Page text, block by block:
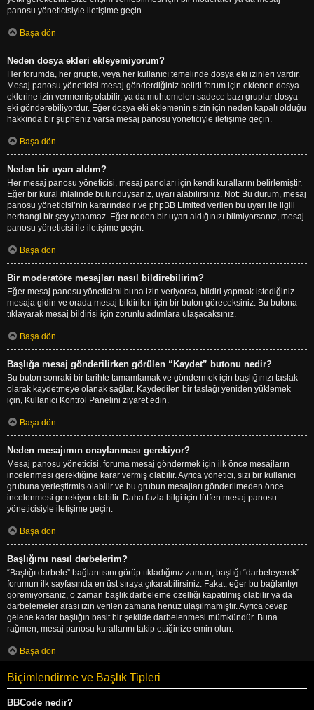
panosu yöneticisiyle iletişime geçin.
Başa dön
Neden dosya ekleri ekleyemiyorum?
Her forumda, her grupta, veya her kullanıcı temelinde dosya eki izinleri vardır.
Mesaj panosu yöneticisi mesaj gönderdiğiniz belirli forum için eklenen dosya
eklerine izin vermemiş olabilir, ya da muhtemelen sadece bazı gruplar dosya
eki gönderebiliyordur. Eğer dosya eki eklemenin sizin için neden kapalı olduğu
hakkında bir şüpheniz varsa mesaj panosu yöneticiyle iletişime geçin.
Başa dön
Neden bir uyarı aldım?
Her mesaj panosu yöneticisi, mesaj panoları için kendi kurallarını belirlemiştir.
Eğer bir kural ihlalinde bulunduysanız, uyarı alabilirsiniz. Not: Bu durum, mesaj
panosu yöneticisi’nin kararındadır ve phpBB Limited verilen bu uyarı ile ilgili
herhangi bir şey yapamaz. Eğer neden bir uyarı aldığınızı bilmiyorsanız, mesaj
panosu yöneticisi ile iletişime geçin.
Başa dön
Bir moderatöre mesajları nasıl bildirebilirim?
Eğer mesaj panosu yöneticimi buna izin veriyorsa, bildiri yapmak istediğiniz
mesaja gidin ve orada mesaj bildirileri için bir buton göreceksiniz. Bu butona
tıklayarak mesaj bildirisi için zorunlu adımlara ulaşacaksınız.
Başa dön
Başlığa mesaj gönderilirken görülen “Kaydet” butonu nedir?
Bu buton sonraki bir tarihte tamamlamak ve göndermek için başlığınızı taslak
olarak kaydetmeye olanak sağlar. Kaydedilen bir taslağı yeniden yüklemek
için, Kullanıcı Kontrol Panelini ziyaret edin.
Başa dön
Neden mesajımın onaylanması gerekiyor?
Mesaj panosu yöneticisi, foruma mesaj göndermek için ilk önce mesajların
incelenmesi gerektiğine karar vermiş olabilir. Ayrıca yönetici, sizi bir kullanıcı
grubuna yerleştirmiş olabilir ve bu grubun mesajları gönderilmeden önce
incelenmesi gerekiyor olabilir. Daha fazla bilgi için lütfen mesaj panosu
yöneticisiyle iletişime geçin.
Başa dön
Başlığımı nasıl darbelerim?
“Başlığı darbele” bağlantısını görüp tıkladığınız zaman, başlığı “darbeleyerek”
forumun ilk sayfasında en üst sıraya çıkarabilirsiniz. Fakat, eğer bu bağlantıyı
göremiyorsanız, o zaman başlık darbeleme özelliği kapatılmış olabilir ya da
darbelemeler arası izin verilen zamana henüz ulaşılmamıştır. Ayrıca cevap
gelene kadar başlığın basit bir şekilde darbelenmesi mümkündür. Buna
rağmen, mesaj panosu kurallarını takip ettiğinize emin olun.
Başa dön
Biçimlendirme ve Başlık Tipleri
BBCode nedir?